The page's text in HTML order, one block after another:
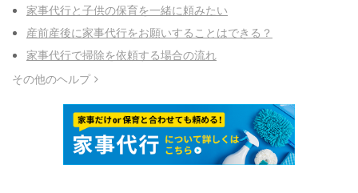
家事代行と子供の保育を一緒に頼みたい
産前産後に家事代行をお願いすることはできる？
家事代行で掃除を依頼する場合の流れ
その他のヘルプ